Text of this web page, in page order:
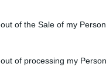
of the Sale of my
of processing my